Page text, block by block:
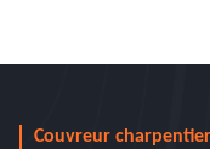
Couvreur